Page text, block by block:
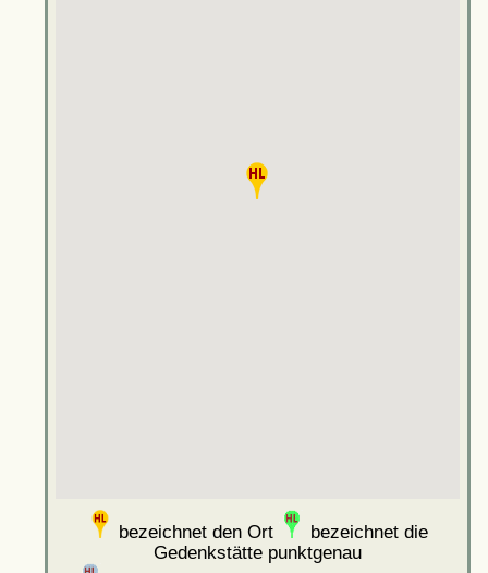
bezeichnet den Ort
bezeichnet die
Gedenkstätte punktgenau